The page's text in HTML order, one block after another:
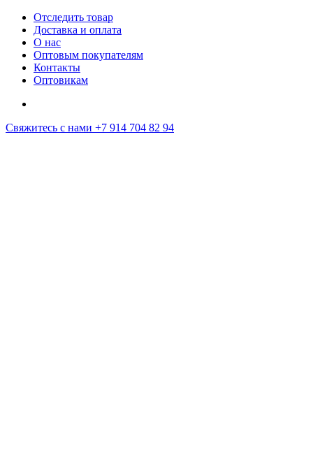
Отследить товар
Доставка и оплата
О нас
Оптовым покупателям
Контакты
Оптовикам
Свяжитесь с нами +7 914 704 82 94